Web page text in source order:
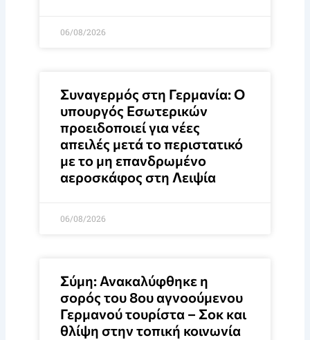
06/08/2026
Συναγερμός στη Γερμανία: Ο
υπουργός Εσωτερικών
προειδοποιεί για νέες
απειλές μετά το περιστατικό
με το μη επανδρωμένο
αεροσκάφος στη Λειψία
06/08/2026
Σύμη: Ανακαλύφθηκε η
σορός του 8ου αγνοούμενου
Γερμανού τουρίστα – Σοκ και
θλίψη στην τοπική κοινωνία